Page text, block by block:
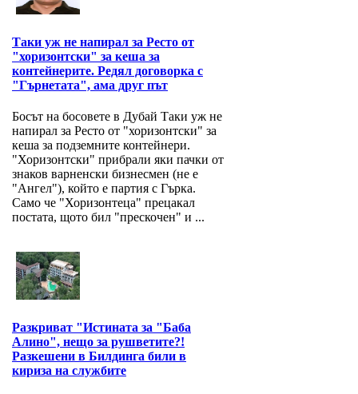
Таки уж не напирал за Ресто от
"хоризонтски" за кеша за
контейнерите. Редял договорка с
"Гърнетата", ама друг път
Босът на босовете в Дубай Таки уж не
напирал за Ресто от "хоризонтски" за
кеша за подземните контейнери.
"Хоризонтски" прибрали яки пачки от
знаков варненски бизнесмен (не е
"Ангел"), който е партия с Гърка.
Само че "Хоризонтеца" прецакал
постата, щото бил "прескочен" и ...
Разкриват "Истината за "Баба
Алино", нещо за рушветите?!
Разкешени в Билдинга били в
кириза на службите